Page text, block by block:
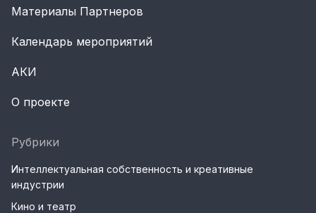
Материалы Партнеров
Календарь мероприятий
АКИ
О проекте
Рубрики
Интеллектуальная собственность и креативные
индустрии
Кино и театр